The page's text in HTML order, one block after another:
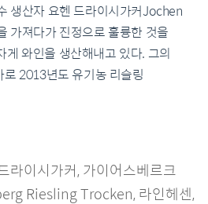
생산자 요헨 드라이시가커Jochen
가져다가 진정으로 훌륭한 것을
게 와인을 생산해내고 있다. 그의
2013년도 유기농 리슬링
라이시가커, 가이어스베르크
Riesling Trocken, 라인헤센,